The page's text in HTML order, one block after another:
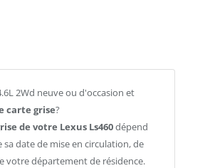
2Wd neuve ou d'occasion et
carte grise?
de votre Lexus Ls460dépend
sa date de mise en circulation, de
votre département de résidence.